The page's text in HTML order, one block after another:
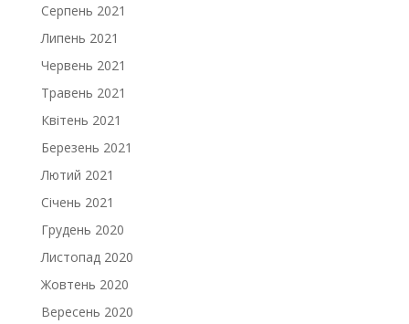
Серпень 2021
Липень 2021
Червень 2021
Травень 2021
Квітень 2021
Березень 2021
Лютий 2021
Січень 2021
Грудень 2020
Листопад 2020
Жовтень 2020
Вересень 2020